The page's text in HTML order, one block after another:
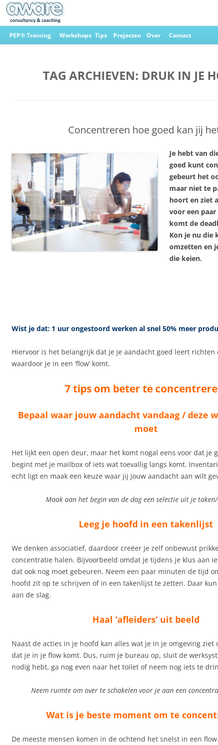
Ga
naar
PEP® Training Workshops Tips Projecten Over Contact
TAG ARCHIEVEN: DRUK IN JE
Concentreren hoe goed kan jij
Je hebt van
goed kunt
gebeurt het
maar niet te
hoort en ziet
voor een
komt de
Kon je nu die
omzetten en
die keien.
Wist je dat: 1 uur ongestoord werken al snel 50% meer
Hiervoor is het belangrijk dat je je aandacht goed leert richten
waardoor je in een ‘flow’ komt.
7 tips om beter te
Bepaal waar jouw aandacht vandaag / deze
moet
Het lijkt een open deur, maar het komt nogal eens voor dat je
begint met je mailbox of iets wat toevallig langs komt.
echt ligt en maak een keuze waar jij jouw aandacht aan wilt
Maak aan het begin van de dag een selectie uit je
Leeg je hoofd in een takenlijst
We denken associatief, daardoor creëer je zelf onbewust
concentratie halen. Bijvoorbeeld omdat je tijdens je klus aan
dat ook nog moet gebeuren. Neem een paar minuten de tijd
hoofd zit op te schrijven of in een takenlijst te zetten. Daar
aan de slag.
Haal ‘afleiders’ uit beeld
Naast de acties in je hoofd kan alles wat je in je omgeving ziet
dat je in je flow komt. Dus, ruim je bureau op, sluit de
nodig hebt, ga nog even naar het toilet of neem nog iets te
Neem ruimte om over te schakelen voor je aan een
Wat is je beste moment om te
De meeste mensen komen in de ochtend het snelst in een